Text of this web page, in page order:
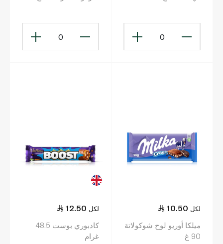
0
0
10.50 لكل
ميلكا أوريو لوح شوكولاتة
90 غ
12.50 لكل
كادبوري بوست 48.5
غرام